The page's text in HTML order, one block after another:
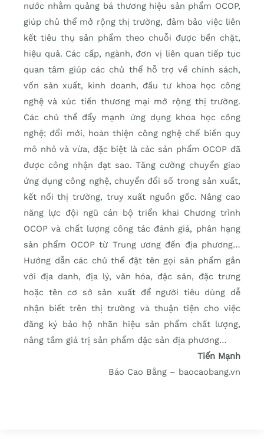
nước nhằm quảng bá thương hiệu sản phẩm OCOP,
giúp chủ thể mở rộng thị trường, đảm bảo việc liên
kết tiêu thụ sản phẩm theo chuỗi được bền chặt,
hiệu quả. Các cấp, ngành, đơn vị liên quan tiếp tục
quan tâm giúp các chủ thể hỗ trợ về chính sách,
vốn sản xuất, kinh doanh, đầu tư khoa học công
nghệ và xúc tiến thương mại mở rộng thị trường.
Các chủ thể đẩy mạnh ứng dụng khoa học công
nghệ; đổi mới, hoàn thiện công nghệ chế biến quy
mô nhỏ và vừa, đặc biệt là các sản phẩm OCOP đã
được công nhận đạt sao. Tăng cường chuyển giao
ứng dụng công nghệ, chuyển đổi số trong sản xuất,
kết nối thị trường, truy xuất nguồn gốc. Nâng cao
năng lực đội ngũ cán bộ triển khai Chương trình
OCOP và chất lượng công tác đánh giá, phân hạng
sản phẩm OCOP từ Trung ương đến địa phương…
Hướng dẫn các chủ thể đặt tên gọi sản phẩm gắn
với địa danh, địa lý, văn hóa, đặc sản, đặc trưng
hoặc tên cơ sở sản xuất để người tiêu dùng dễ
nhận biết trên thị trường và thuận tiện cho việc
đăng ký bảo hộ nhãn hiệu sản phẩm chất lượng,
nâng tầm giá trị sản phẩm đặc sản địa phương…
Tiến Mạnh
Báo Cao Bằng – baocaobang.vn